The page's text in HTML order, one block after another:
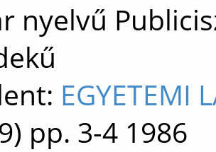
nyelvű
EGYETEMI
pp. 3-4 1986